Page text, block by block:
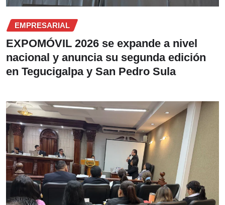
EMPRESARIAL
EXPOMÓVIL 2026 se expande a nivel
nacional y anuncia su segunda edición
en Tegucigalpa y San Pedro Sula